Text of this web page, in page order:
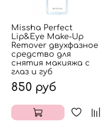
Missha Perfect
Lip&Eye Make-Up
Remover двухфазное
средство для
снятия макияжа с
глаз и губ
850 руб